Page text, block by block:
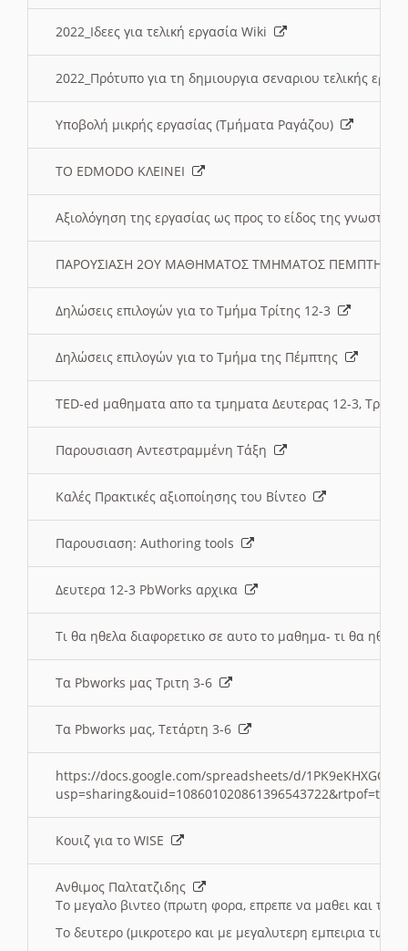
2022_Ιδεες για τελική εργασία Wiki
2022_Πρότυπο για τη δημιουργια σεναριου τελικής
Υποβολή μικρής εργασίας (Τμήματα Ραγάζου)
ΤΟ EDMODO ΚΛΕΙΝΕΙ
Αξιολόγηση της εργασίας ως προς το είδος της
ΠΑΡΟΥΣΙΑΣΗ 2ΟΥ ΜΑΘΗΜΑΤΟΣ ΤΜΗΜΑΤΟΣ
Δηλώσεις επιλογών για το Τμήμα Τρίτης 12-3
Δηλώσεις επιλογών για το Τμήμα της Πέμπτης
TED-ed μαθηματα απο τα τμηματα Δευτερας 12-3,
Παρουσιαση Αντεστραμμένη Τάξη
Καλές Πρακτικές αξιοποίησης του Βίντεο
Παρουσιαση: Authoring tools
Δευτερα 12-3 PbWorks αρχικα
Τι θα ηθελα διαφορετικο σε αυτο το μαθημα- τι θα
Τα Pbworks μας Τριτη 3-6
Τα Pbworks μας, Τετάρτη 3-6
https://docs.google.com/spreadsheets/d/
Κουιζ για το WISE
Ανθιμος Παλτατζιδης
Το μεγαλο βιντεο (πρωτη φορα, επρεπε να μαθει και το
Το δευτερο (μικροτερο και με μεγαλυτερη εμπειρια